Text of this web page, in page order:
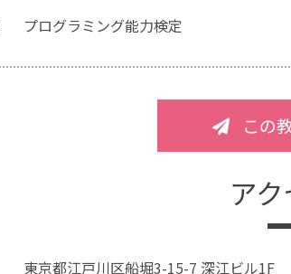
プログラミング能力検定
この
ア
東京都江戸川区船堀3-15-7 深江ビル1F